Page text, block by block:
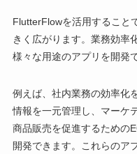
FlutterFlowを活用すること
きく広がります。業務効率
様々な用途のアプリを開発
例えば、社内業務の効率化
情報を一元管理し、マーケ
商品販売を促進するための
開発できます。これらのア